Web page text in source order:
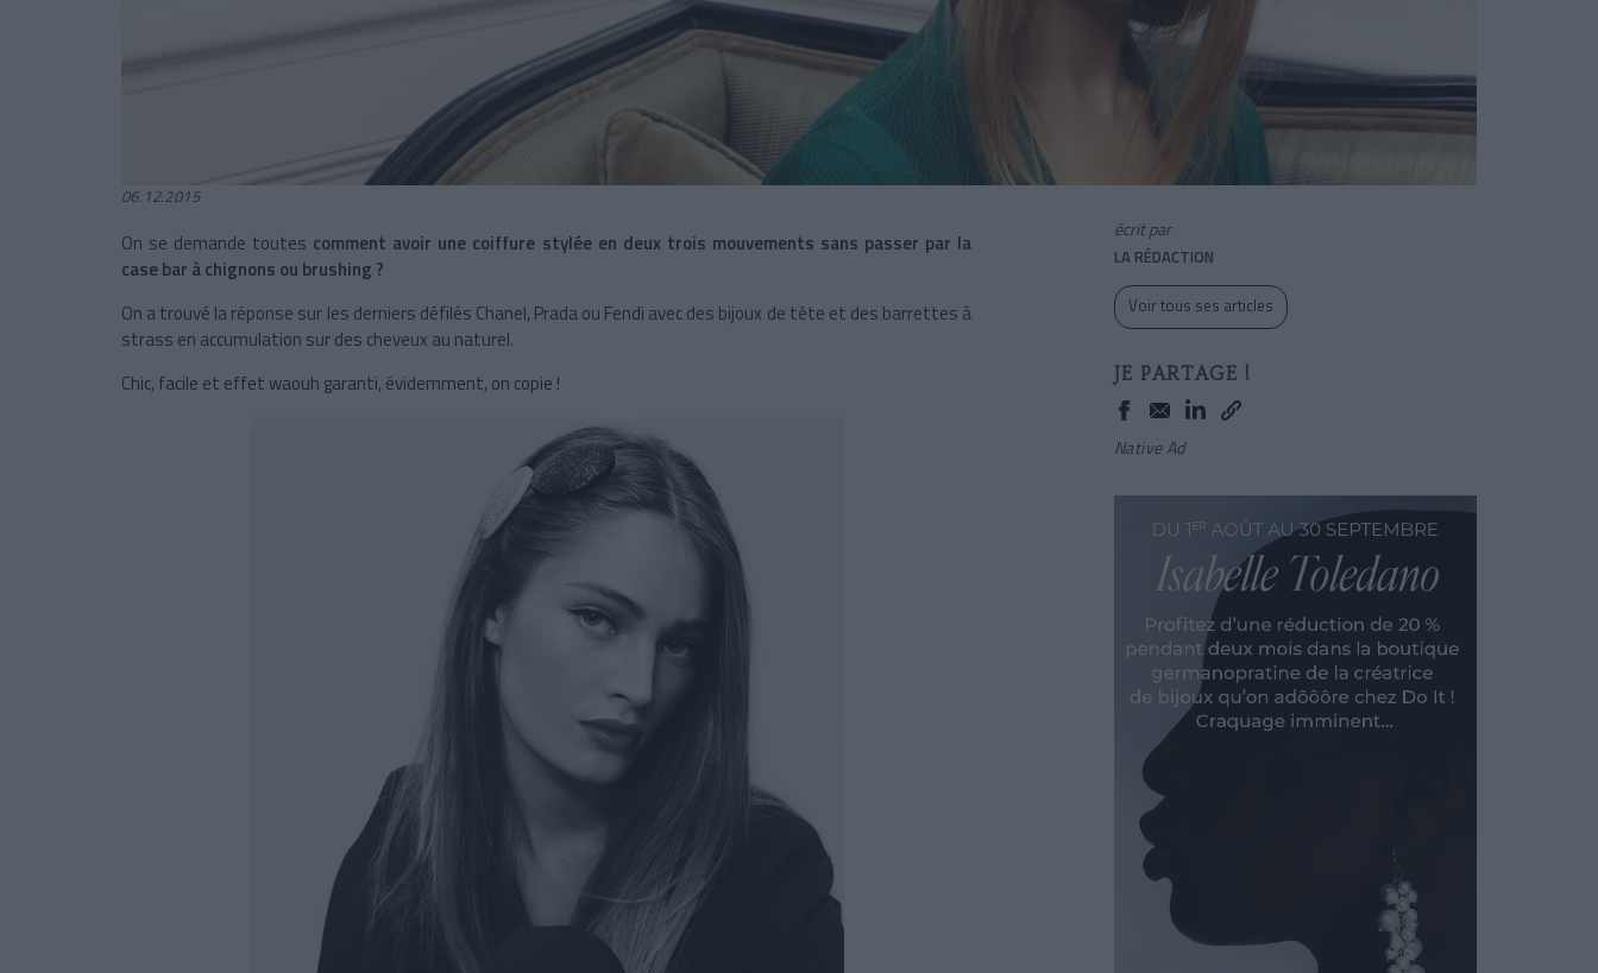
06.12.2015
On se demande toutes comment avoir une coiffure stylée en deux trois mouvements sans passer par la
case bar à chignons ou brushing ?
On a trouvé la réponse sur les derniers défilés Chanel, Prada ou Fendi avec des bijoux de tête et des barrettes à
strass en accumulation sur des cheveux au naturel.
Chic, facile et effet waouh garanti, évidemment, on copie !
écrit par
LA RÉDACTION
Voir tous ses articles
JE PARTAGE !
Native Ad